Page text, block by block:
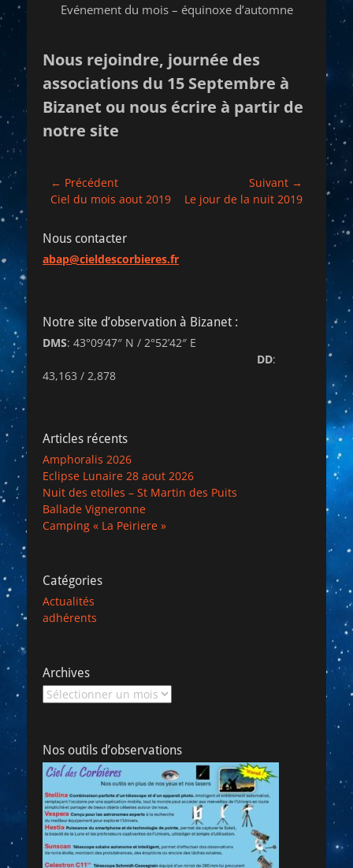
Evénement du mois – équinoxe d’automne
Nous rejoindre, journée des
associations du 15 Septembre à
Bizanet ou nous écrire à partir de
notre site
Navigation
de
← Précédent
Article
Ciel du mois aout 2019
Suivant →
Article
Le jour de la nuit 2019
Nous contacter
abap@cieldescorbieres.fr
Notre site d’observation à Bizanet :
DMS: 43°09’47″ N / 2°52’42″ E
DD:
43,163 / 2,878
Articles récents
Amphoralis 2026
Eclipse Lunaire 28 aout 2026
Nuit des etoiles – St Martin des Puits
Ballade Vigneronne
Camping « La Peiriere »
Catégories
Actualités
adhérents
Archives
Archives
Nos outils d’observations